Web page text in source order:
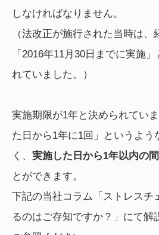
しなければなりません。
（法改正が施行された当時は、
「2016年11月30日までに実施
れていました。）
実施期限が1年と決められてい
た日から1年に1回」というよう
く、 実施した日から1年以内の
とができます。
下記の当社コラム「ストレスチ
るのはご存知ですか？」にて解